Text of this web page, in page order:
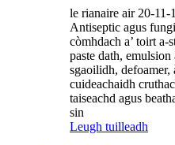
le rianaire air 20-11-
Antiseptic agus
còmhdach a’ toirt a-
paste dath,
sgaoilidh, defoamer,
cuideachaidh
taiseachd agus
sin
Leugh tuilleadh